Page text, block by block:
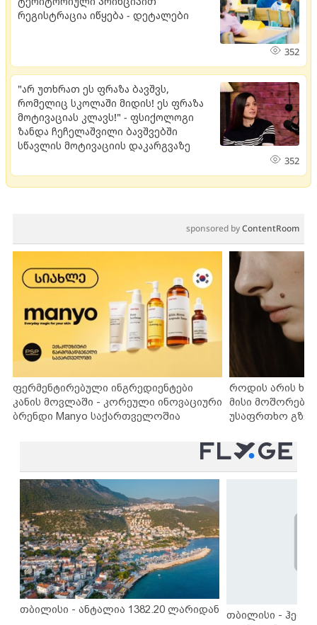
რეგისტრაცია იწყება - დეტალები
352
"არ უთხრათ ეს ფრაზა ბავშვს,
რომელიც სკოლაში მიდის! ეს ფრაზა
მოტივაციას კლავს!" - ფსიქოლოგი
ზანდა ჩეჩელაშვილი ბავშვებში
სწავლის მოტივაციის დაკარგვაზე
352
sponsored byContentRoom
ფერმენტირებული ინგრედიენტები
კანის მოვლაში - კორეული ინოვაციური
ბრენდი Manyo საქართველოშია
როდის არის
მისი
უსაფრთხო
თბილისი - ანტალია 1382.20 ლარიდან
თბილისი -